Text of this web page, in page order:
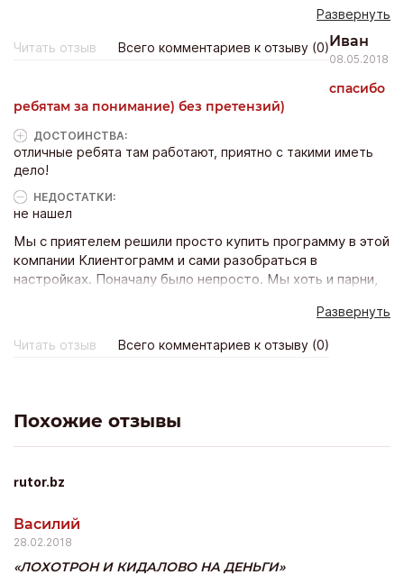
нормальные деньги и не проводят на работе все свое
время. Сейчас уже привык к отличной атмосфере, к
з/п платят всегда вовремя и полностью. Одним словом, я
жалею, что не устроился сюда раньше, и не знал всех
этих плюсов.
Развернуть
Читать отзыв Всего комментариев к отзыву (0)Иван
08.05.2018
спасибо
ребятам за понимание) без претензий)
ДОСТОИНCТВА:
отличные ребята там работают, приятно с такими иметь
дело!
НЕДОСТАТКИ:
не нашел
Мы с приятелем решили просто купить программу в этой
компании Клиентограмм и сами разобраться в
настройках. Поначалу было непросто. Мы хоть и парни,
нас - продажа кроссовок премиум класса через
социальную сеть. Так нас удивило то, что вот сколько бы
раз мы не звонили за консультацией, ни один сотрудник
и соответственно неплохой доход!
Развернуть
Читать отзыв Всего комментариев к отзыву (0)
Похожие отзывы
rutor.bz
Василий
28.02.2018
ЛОХОТРОН И КИДАЛОВО НА ДЕНЬГИ